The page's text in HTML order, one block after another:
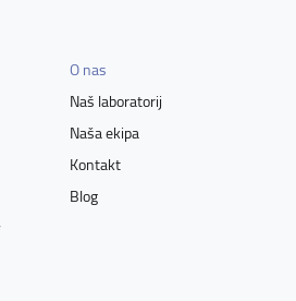
O nas
Naš laboratorij
Naša ekipa
Kontakt
Blog